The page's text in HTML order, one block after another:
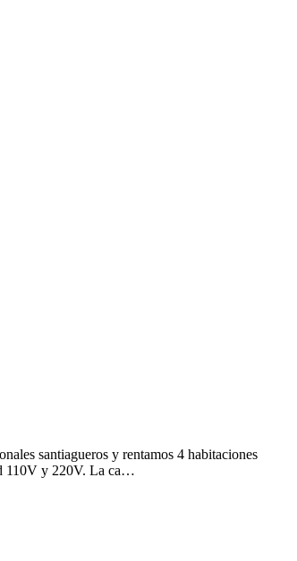
santiagueros y rentamos 4 habitaciones
110V y 220V. La ca…